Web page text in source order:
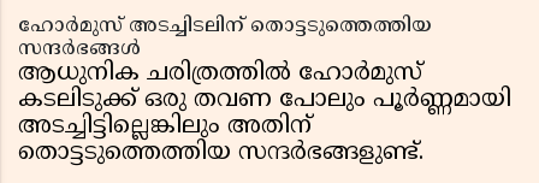
ഹോർമുസ് അടച്ചിടലിന് തൊട്ടടുത്തെത്തിയ
സന്ദർഭങ്ങൾ
ആധുനിക ചരിത്രത്തിൽ ഹോർമുസ്
കടലിടുക്ക് ഒരു തവണ പോലും പൂർണ്ണമായി
അടച്ചിട്ടില്ലെങ്കിലും അതിന്
തൊട്ടടുത്തെത്തിയ സന്ദർഭങ്ങളുണ്ട്.